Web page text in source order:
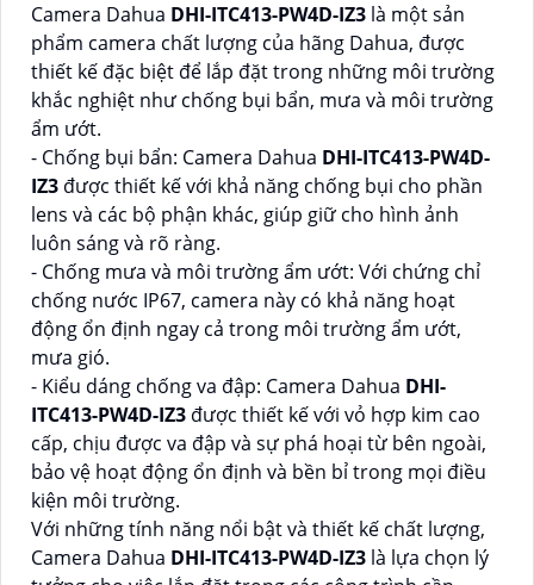
Camera Dahua DHI-ITC413-PW4D-IZ3 là một sản
phẩm camera chất lượng của hãng Dahua, được
thiết kế đặc biệt để lắp đặt trong những môi trường
khắc nghiệt như chống bụi bẩn, mưa và môi trường
ẩm ướt.
- Chống bụi bẩn: Camera Dahua DHI-ITC413-PW4D-
IZ3 được thiết kế với khả năng chống bụi cho phần
lens và các bộ phận khác, giúp giữ cho hình ảnh
luôn sáng và rõ ràng.
- Chống mưa và môi trường ẩm ướt: Với chứng chỉ
chống nước IP67, camera này có khả năng hoạt
động ổn định ngay cả trong môi trường ẩm ướt,
mưa gió.
- Kiểu dáng chống va đập: Camera Dahua DHI-
ITC413-PW4D-IZ3 được thiết kế với vỏ hợp kim cao
cấp, chịu được va đập và sự phá hoại từ bên ngoài,
bảo vệ hoạt động ổn định và bền bỉ trong mọi điều
kiện môi trường.
Với những tính năng nổi bật và thiết kế chất lượng,
Camera Dahua DHI-ITC413-PW4D-IZ3 là lựa chọn lý